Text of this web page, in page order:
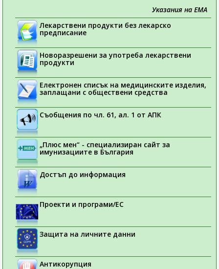
Указания на ЕМА
Лекарствени продукти без лекарско
предписание
Новоразрешени за употреба лекарствени
продукти
Електронен списък на медицинските изделия,
заплащани с обществени средства
Съобщения по чл. 61, ал. 1 от АПК
„Плюс мен“ - специализиран сайт за
имунизациите в България
Достъп до информация
Проекти и програми/ЕС
Защита на личните данни
Антикорупция